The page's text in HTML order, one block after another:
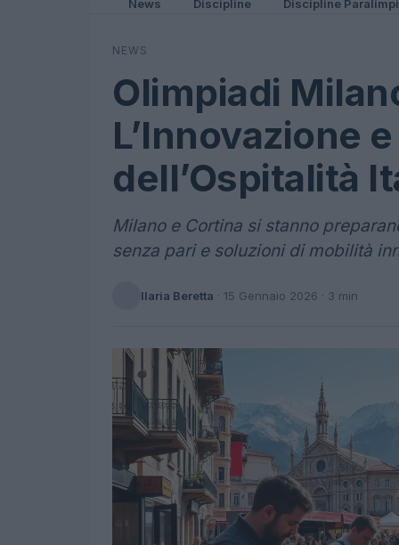
News Discipline Discipline
NEWS
Olimpiadi
L’Innovazione
dell’Ospitalità
Milano e Cortina si stanno
senza pari e soluzioni di mobilità
Ilaria Beretta · 15 Gennaio 2026 · 3 min